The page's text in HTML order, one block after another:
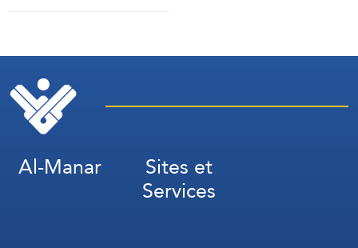
récemment ou au début de
la guerre. C’est
extrêmement
préoccupant, et ce n’est
que le début (Maariv)
Al-Manar Sites et
Services